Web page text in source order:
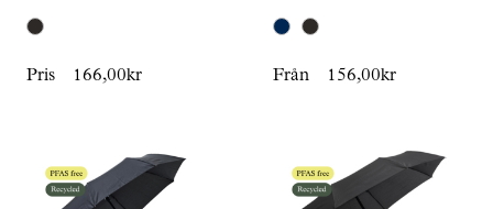
Pris 166,00kr Från 156,00kr